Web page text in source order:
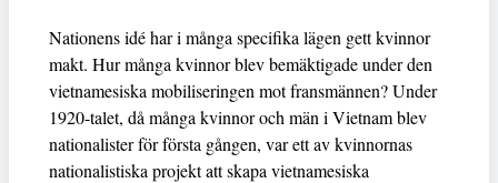
Nationens idé har i många specifika lägen gett kvinnor
makt. Hur många kvinnor blev bemäktigade under den
vietnamesiska mobiliseringen mot fransmännen? Under
1920-talet, då många kvinnor och män i Vietnam blev
nationalister för första gången, var ett av kvinnornas
nationalistiska projekt att skapa vietnamesiska